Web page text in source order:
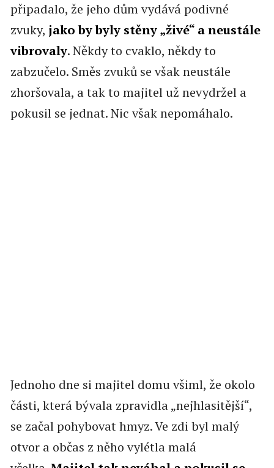
připadalo, že jeho dům vydává podivné
zvuky, jako by byly stěny „živé“ a neustále
vibrovaly. Někdy to cvaklo, někdy to
zabzučelo. Směs zvuků se však neustále
zhoršovala, a tak to majitel už nevydržel a
pokusil se jednat. Nic však nepomáhalo.
Jednoho dne si majitel domu všiml, že okolo
části, která bývala zpravidla „nejhlasitější“,
se začal pohybovat hmyz. Ve zdi byl malý
otvor a občas z něho vylétla malá